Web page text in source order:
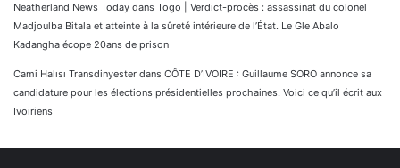
Neatherland News Today dans Togo | Verdict-procès : assassinat du colonel
Madjoulba Bitala et atteinte à la sûreté intérieure de l’État. Le Gle Abalo
Kadangha écope 20ans de prison
Cami Halısı Transdinyester dans CÔTE D’IVOIRE : Guillaume SORO annonce sa
candidature pour les élections présidentielles prochaines. Voici ce qu’il écrit aux
Ivoiriens